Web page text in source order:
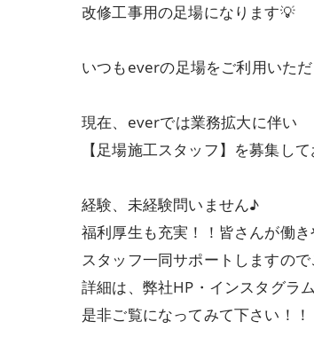
改修工事用の足場になります💡
いつもeverの足場をご利用いた
現在、everでは業務拡大に伴い
【足場施工スタッフ】を募集し
経験、未経験問いません♪
福利厚生も充実！！皆さんが働
スタッフ一同サポートしますので
詳細は、弊社HP・インスタグラ
是非ご覧になってみて下さい！！